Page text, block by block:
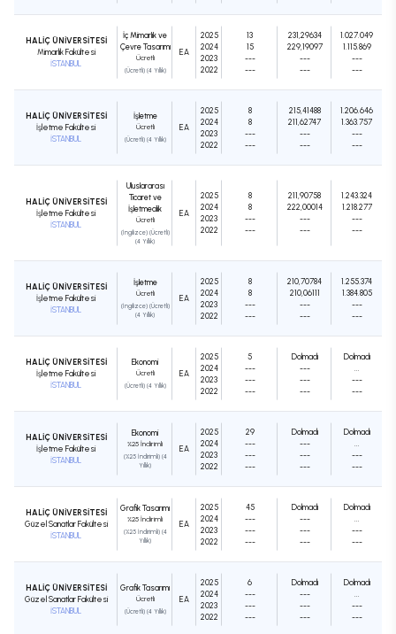
HALİÇ ÜNİVERSİTESİ
Mimarlık Fakültesi
İSTANBUL
İç Mimarlık ve
Çevre Tasarımı
Ücretli
(Ücretli) (4 Yıllık)
EA
2025
2024
2023
2022
13
15
---
---
231,29634
229,19097
---
---
1.027.049
1.115.869
---
---
HALİÇ ÜNİVERSİTESİ
İşletme Fakültesi
İSTANBUL
İşletme
Ücretli
(Ücretli) (4 Yıllık)
EA
2025
2024
2023
2022
8
8
---
---
215,41488
211,62747
---
---
1.206.646
1.363.757
---
---
HALİÇ ÜNİVERSİTESİ
İşletme Fakültesi
İSTANBUL
Uluslararası
Ticaret ve
İşletmecilik
Ücretli
(İngilizce) (Ücretli)
(4 Yıllık)
EA
2025
2024
2023
2022
8
8
---
---
211,90758
222,00014
---
---
1.243.324
1.218.277
---
---
HALİÇ ÜNİVERSİTESİ
İşletme Fakültesi
İSTANBUL
İşletme
Ücretli
(İngilizce) (Ücretli)
(4 Yıllık)
EA
2025
2024
2023
2022
8
8
---
---
210,70784
210,06111
---
---
1.255.374
1.384.805
---
---
HALİÇ ÜNİVERSİTESİ
İşletme Fakültesi
İSTANBUL
Ekonomi
Ücretli
(Ücretli) (4 Yıllık)
EA
2025
2024
2023
2022
5
---
---
---
Dolmadı
---
---
---
Dolmadı
---
---
HALİÇ ÜNİVERSİTESİ
İşletme Fakültesi
İSTANBUL
Ekonomi
%25 İndirimli
(%25 İndirimli) (4
Yıllık)
EA
2025
2024
2023
2022
29
---
---
---
Dolmadı
---
---
---
Dolmadı
---
---
HALİÇ ÜNİVERSİTESİ
Güzel Sanatlar Fakültesi
İSTANBUL
Grafik Tasarımı
%25 İndirimli
(%25 İndirimli) (4
Yıllık)
EA
2025
2024
2023
2022
45
---
---
---
Dolmadı
---
---
---
Dolmadı
---
---
HALİÇ ÜNİVERSİTESİ
Güzel Sanatlar Fakültesi
İSTANBUL
Grafik Tasarımı
Ücretli
(Ücretli) (4 Yıllık)
EA
2025
2024
2023
2022
6
---
---
---
Dolmadı
---
---
---
Dolmadı
---
---